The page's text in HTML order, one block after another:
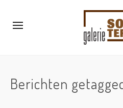
Berichten